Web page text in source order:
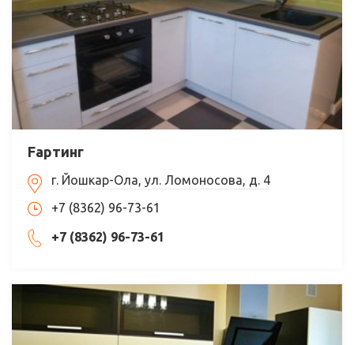
Fартинг
г. Йошкар-Ола, ул. Ломоносова, д. 4
+7 (8362) 96-73-61
+7 (8362) 96-73-61